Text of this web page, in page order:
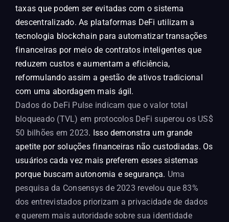
taxas que podem ser evitadas com o sistema
descentralizado. As plataformas DeFi utilizam a
tecnologia blockchain para automatizar transações
financeiras por meio de contratos inteligentes que
reduzem custos e aumentam a eficiência,
reformulando assim a gestão de ativos tradicional
com uma abordagem mais ágil.
Dados do DeFi Pulse indicam que o valor total
bloqueado (TVL) em protocolos DeFi superou os US$
50 bilhões em 2023. Isso demonstra um grande
apetite por soluções financeiras não custodiadas. Os
usuários cada vez mais preferem esses sistemas
porque buscam autonomia e segurança. Uma
pesquisa da Consensys de 2023 revelou que 83%
dos entrevistados priorizam a privacidade de dados
e querem mais autoridade sobre sua identidade